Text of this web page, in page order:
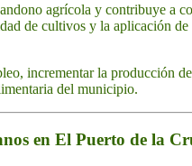
agrícola y contribuye a
de cultivos y la aplicación de
incrementar la producción
del municipio.
en El Puerto de la